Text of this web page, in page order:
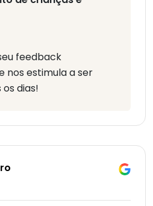
feedback
nos estimula a ser
dias!